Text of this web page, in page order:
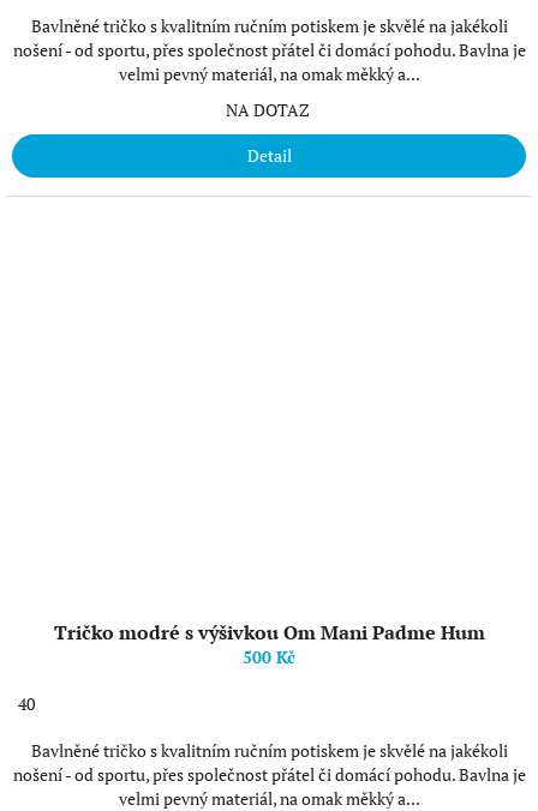
Bavlněné tričko s kvalitním ručním potiskem je skvělé na jakékoli
nošení - od sportu, přes společnost přátel či domácí pohodu. Bavlna je
velmi pevný materiál, na omak měkký a...
NA DOTAZ
Detail
Tričko modré s výšivkou Om Mani Padme Hum
500 Kč
40
Bavlněné tričko s kvalitním ručním potiskem je skvělé na jakékoli
nošení - od sportu, přes společnost přátel či domácí pohodu. Bavlna je
velmi pevný materiál, na omak měkký a...